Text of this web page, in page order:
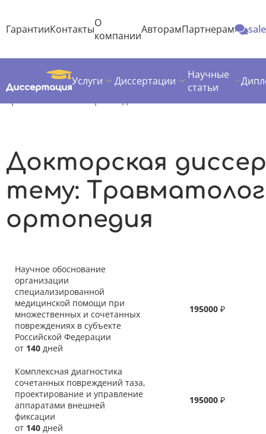
ГарантииКонтактыО
компанииАвторамПартнерам
Услуги Диссертации
Научные
статьи
ДиссертацияТемы докторских диссертацийМедицина
Докторская
тему:
ортопедия
Научное обоснование
организации
специализированной
медицинской помощи при
множественных и сочетанных
повреждениях в субъекте
Российской Федерации
от 140 дней
195000 ₽
Комплексная диагностика
сочетанных повреждений таза,
проектирование и управление
аппаратами внешней
фиксации
от 140 дней
195000 ₽